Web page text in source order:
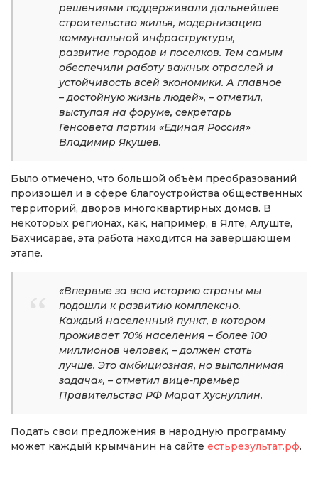
решениями поддерживали дальнейшее
строительство жилья, модернизацию
коммунальной инфраструктуры,
развитие городов и поселков. Тем самым
обеспечили работу важных отраслей и
устойчивость всей экономики. А главное
– достойную жизнь людей», – отметил,
выступая на форуме, секретарь
Генсовета партии «Единая Россия»
Владимир Якушев.
Было отмечено, что большой объём преобразований
произошёл и в сфере благоустройства общественных
территорий, дворов многоквартирных домов. В
некоторых регионах, как, например, в Ялте, Алуште,
Бахчисарае, эта работа находится на завершающем
этапе.
«Впервые за всю историю страны мы
подошли к развитию комплексно.
Каждый населенный пункт, в котором
проживает 70% населения – более 100
миллионов человек, – должен стать
лучше. Это амбициозная, но выполнимая
задача», – отметил вице-премьер
Правительства РФ Марат Хуснуллин.
Подать свои предложения в народную программу
может каждый крымчанин на сайте естьрезультат.рф.